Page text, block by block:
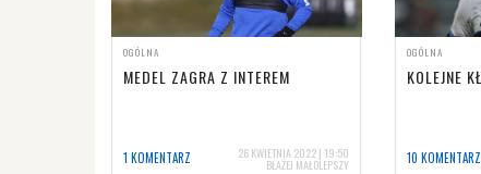
OGÓLNA
MEDEL ZAGRA Z INTEREM
1 KOMENTARZ 26 KWIETNIA 2022 | 19:50
BŁAŻEJ MAŁOLEPSZY
OGÓLNA
KOLEJNE
10